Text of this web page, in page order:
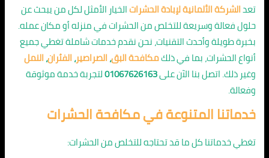
تعدالشركة الألمانية لإبادة الحشراتالخيار الأمثل لكل من يبحث عن
حلول فعالة وسريعة للتخلص من الحشرات في منزله أو مكان عمله.
بخبرة طويلة وأحدث التقنيات، نحن نقدم خدمات شاملة تغطي جميع
أنواع الحشرات، بما في ذلكمكافحة البق،الصراصير،الفئران،النمل
وغير ذلك. اتصل بنا الآن على01067626163لتجربة خدمة موثوقة
وفعالة.
خدماتنا المتنوعة في مكافحة الحشرات
تغطي خدماتنا كل ما قد تحتاجه للتخلص من الحشرات: